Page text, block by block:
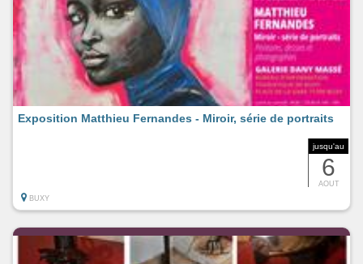
jusqu'au
6
AOUT
Exposition Matthieu Fernandes - Miroir, série de portraits
BUXY